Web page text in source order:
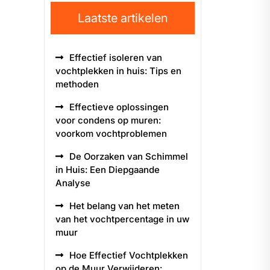
Laatste artikelen
Effectief isoleren van
vochtplekken in huis: Tips en
methoden
Effectieve oplossingen
voor condens op muren:
voorkom vochtproblemen
De Oorzaken van Schimmel
in Huis: Een Diepgaande
Analyse
Het belang van het meten
van het vochtpercentage in uw
muur
Hoe Effectief Vochtplekken